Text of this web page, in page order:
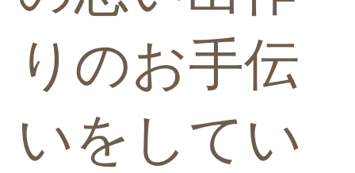
りのお手伝
いをしてい